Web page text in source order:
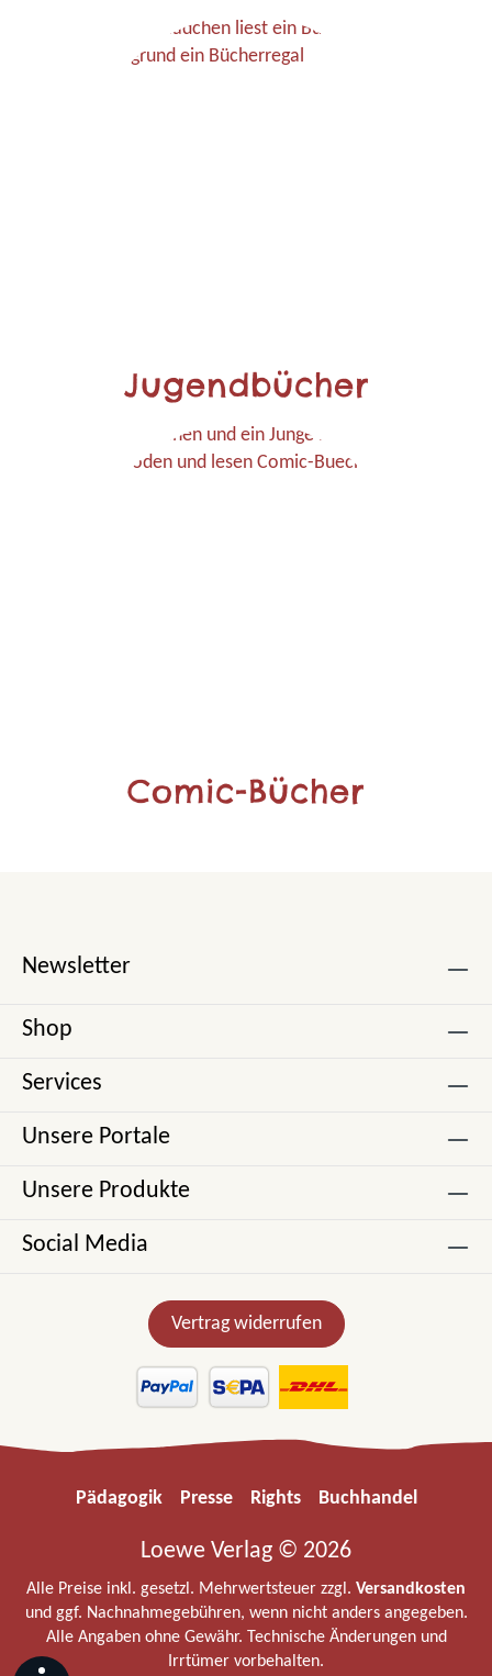
Jugendbücher
Comic-Bücher
Newsletter
Shop
Services
Unsere Portale
Unsere Produkte
Social Media
Vertrag widerrufen
Pädagogik Presse Rights Buchhandel
Loewe Verlag © 2026
Alle Preise inkl. gesetzl. Mehrwertsteuer zzgl. Versandkosten
und ggf. Nachnahmegebühren, wenn nicht anders angegeben.
Alle Angaben ohne Gewähr. Technische Änderungen und
Irrtümer vorbehalten.